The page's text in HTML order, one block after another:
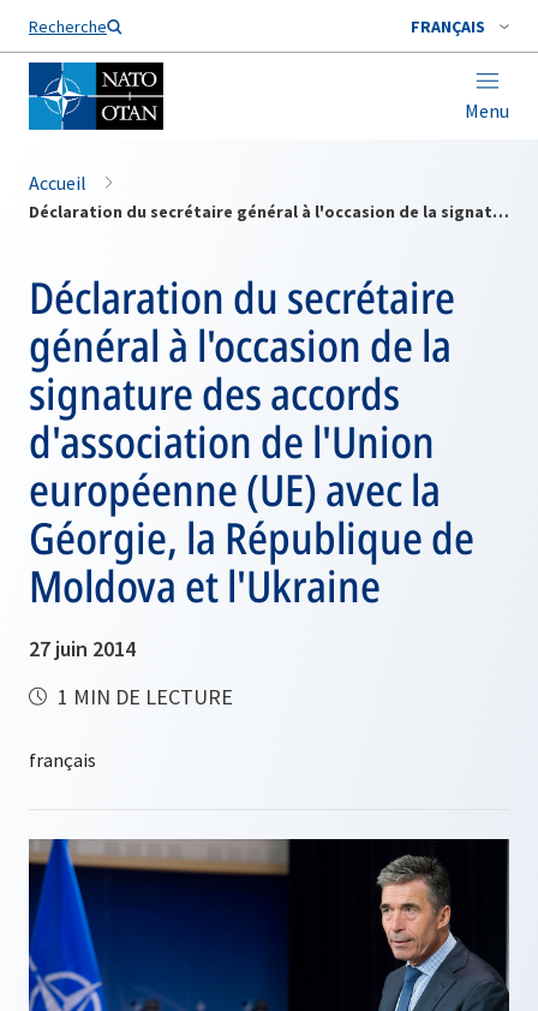
Recherche FRANÇAIS
Menu
Nom de famille*
Accueil
Déclaration du secrétaire général à l'occasion de la signature des accords d'association de l'Union européenne (UE) avec la Géorgie, la République de Moldova et l'Ukraine
Déclaration du secrétaire
général à l'occasion de la
signature des accords
d'association de l'Union
européenne (UE) avec la
Géorgie, la République de
Moldova et l'Ukraine
27 juin 2014
1 MIN DE LECTURE